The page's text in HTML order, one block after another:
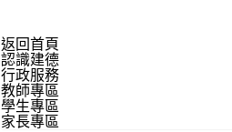
返回首頁
認識建德
行政服務
教師專區
學生專區
家長專區